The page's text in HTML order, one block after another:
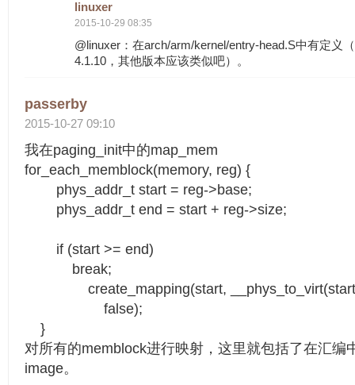
linuxer
2015-10-29 08:35
@linuxer：在arch/arm/kernel/entry-head.S中有定义
4.1.10，其他版本应该类似吧）。
passerby
2015-10-27 09:10
我在paging_init中的map_mem
for_each_memblock(memory, reg) {
phys_addr_t start = reg->base;
phys_addr_t end = start + reg->size;
if (start >= end)
break;
create_mapping(start,
false);
}
对所有的memblock进行映射，这里就包括了在汇编
image。